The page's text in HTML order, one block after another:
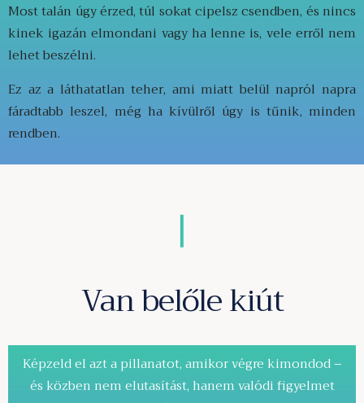
Most talán úgy érzed, túl sokat cipelsz csendben, és nincs
kinek igazán elmondani vagy ha lenne is, vele erről nem
lehet beszélni.
Ez az a láthatatlan teher, ami miatt belül napról napra
fáradtabb leszel, még ha kívülről úgy is tűnik, minden
rendben.
Van belőle kiút
Képzeld el azt a pillanatot, amikor végre kimondod –
és közben nem elutasítást, hanem valódi figyelmet